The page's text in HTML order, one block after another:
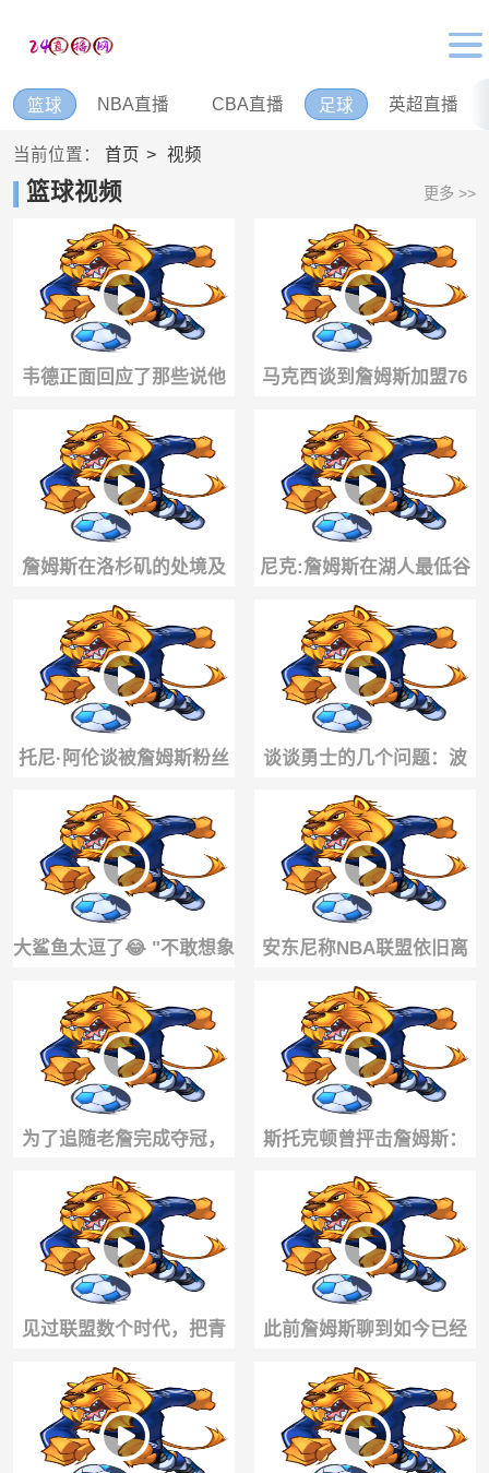
篮球 NBA直播 CBA直播 足球 英超直播
当前位置： 首页 视频
篮球视频 更多 >>
韦德正面回应了那些说他
不会投篮的质疑：我的职
责是持球冲击禁区
马克西谈到詹姆斯加盟76
人：过程远比外界想象的
简单😆😆
詹姆斯在洛杉矶的处境及
重返费城后的舆论变化，
合着都得挨骂😅
尼克:詹姆斯在湖人最低谷
时拯救了他们，如今湖人
却把他踢开
托尼·阿伦谈被詹姆斯粉丝
“教育”了，依然坚持自己
的篮球判断
谈谈勇士的几个问题：波
杰的续约、最困难的部
分、克莱和德罗赞！
大鲨鱼太逗了😂 "不敢想象
身边有个这样的活宝该有
多快乐" ...
安东尼称NBA联盟依旧离
不开詹姆斯！
为了追随老詹完成夺冠，
艾奇库姆整个休赛期都泡
在训练场！！
斯托克顿曾抨击詹姆斯：
你没有在爬山！而是坐直
升机直接抵达山顶
见过联盟数个时代，把青
春全部留在赛场，致敬仍
在征战的老兵...
此前詹姆斯聊到如今已经
成为自己队友的杰伦布
朗:...